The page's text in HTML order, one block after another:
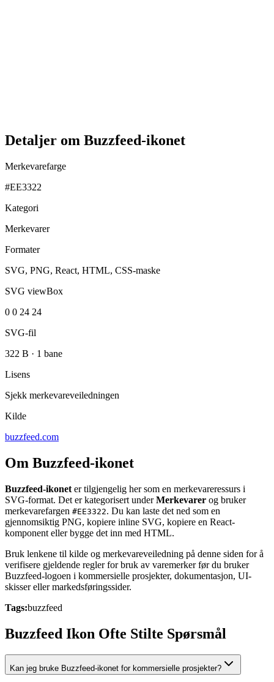
Detaljer om Buzzfeed-ikonet
Merkevarefarge
#EE3322
Kategori
Merkevarer
Formater
SVG, PNG, React, HTML, CSS-maske
SVG viewBox
0 0 24 24
SVG-fil
322 B · 1 bane
Lisens
Sjekk merkevareveiledningen
Kilde
buzzfeed.com
Om Buzzfeed-ikonet
Buzzfeed-ikonet er tilgjengelig her som en merkevareressurs i
SVG-format. Det er kategorisert underMerkevarer og bruker
merkevarefargen #EE3322. Du kan laste det ned som en
gjennomsiktig PNG, kopiere inline SVG, kopiere en React-
komponent eller bygge det inn med HTML.
Bruk lenkene til kilde og merkevareveiledning på denne siden for å
verifisere gjeldende regler for bruk av varemerker før du bruker
Buzzfeed-logoen i kommersielle prosjekter, dokumentasjon, UI-
skisser eller markedsføringssider.
Tags:buzzfeed
Buzzfeed Ikon Ofte Stilte Spørsmål
Kan jeg bruke Buzzfeed-ikonet for kommersielle prosjekter?